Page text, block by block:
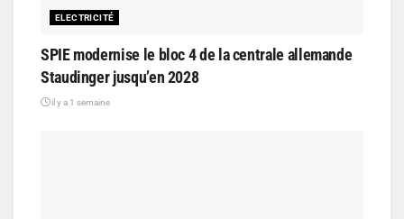
ELECTRICITÉ
SPIE modernise le bloc 4 de la centrale allemande
Staudinger jusqu’en 2028
il y a 1 semaine